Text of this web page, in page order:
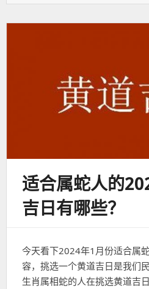
适合属蛇人的
吉日有哪些？
今天看下2024年1月份适合属
容，挑选一个黄道吉日是我们
生肖属相蛇的人在挑选黄道吉